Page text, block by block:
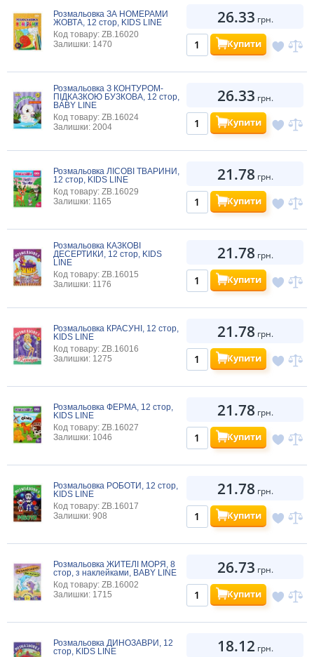
Розмальовка ЗА НОМЕРАМИ
ЖОВТА, 12 стор, KIDS LINE
Код товару: ZB.16020
Залишки: 1470
26.33 грн.
Купити
Розмальовка З КОНТУРОМ-
ПІДКАЗКОЮ БУЗКОВА, 12 стор,
BABY LINE
Код товару: ZB.16024
Залишки: 2004
26.33 грн.
Купити
Розмальовка ЛІСОВІ ТВАРИНИ,
12 стор, KIDS LINE
Код товару: ZB.16029
Залишки: 1165
21.78 грн.
Купити
Розмальовка КАЗКОВІ
ДЕСЕРТИКИ, 12 стор, KIDS
LINE
Код товару: ZB.16015
Залишки: 1176
21.78 грн.
Купити
Розмальовка КРАСУНІ, 12 стор,
KIDS LINE
Код товару: ZB.16016
Залишки: 1275
21.78 грн.
Купити
Розмальовка ФЕРМА, 12 стор,
KIDS LINE
Код товару: ZB.16027
Залишки: 1046
21.78 грн.
Купити
Розмальовка РОБОТИ, 12 стор,
KIDS LINE
Код товару: ZB.16017
Залишки: 908
21.78 грн.
Купити
Розмальовка ЖИТЕЛІ МОРЯ, 8
стор, з наклейками, BABY LINE
Код товару: ZB.16002
Залишки: 1715
26.73 грн.
Купити
Розмальовка ДИНОЗАВРИ, 12
стор, KIDS LINE
18.12 грн.